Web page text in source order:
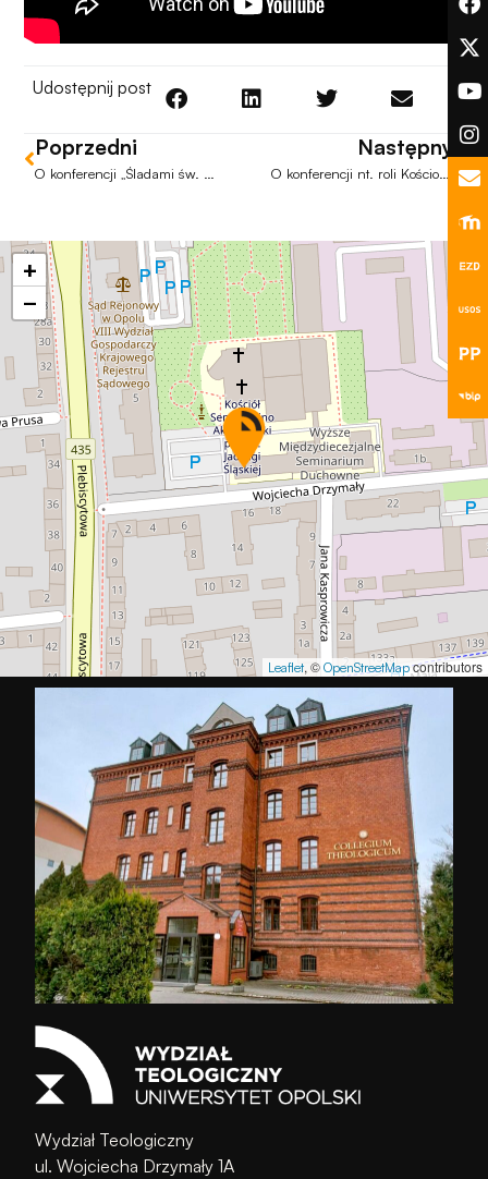
Udostępnij post
Poprzedni Następny
+
−
Leaflet, © OpenStreetMapcontributors
Wydział Teologiczny
ul. Wojciecha Drzymały 1A